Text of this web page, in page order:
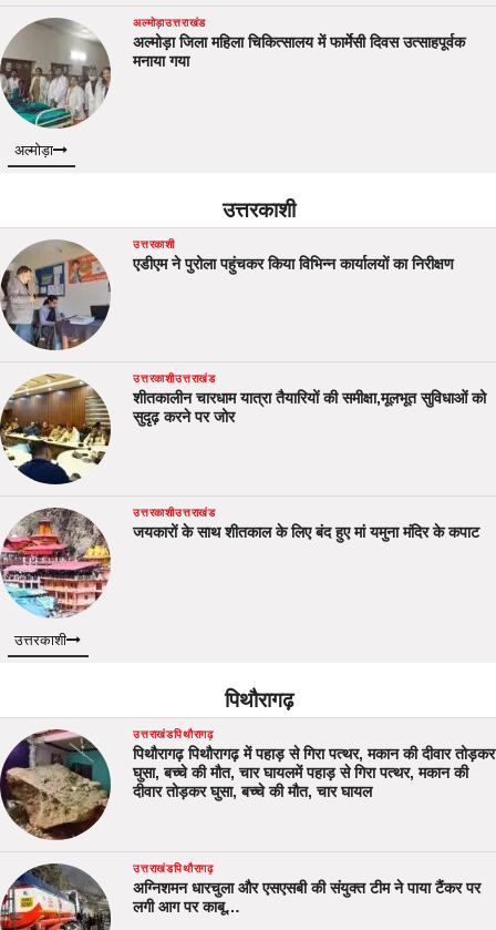
अल्मोड़ाउत्तराखंड
अल्मोड़ा जिला महिला चिकित्सालय में फार्मेसी दिवस उत्साहपूर्वक
मनाया गया
अल्मोड़ा
उत्तरकाशी
उत्तरकाशी
एडीएम ने पुरोला पहुंचकर किया विभिन्न कार्यालयों का निरीक्षण
उत्तरकाशीउत्तराखंड
शीतकालीन चारधाम यात्रा तैयारियों की समीक्षा,मूलभूत सुविधाओं को
सुदृढ़ करने पर जोर
उत्तरकाशीउत्तराखंड
जयकारों के साथ शीतकाल के लिए बंद हुए मां यमुना मंदिर के कपाट
उत्तरकाशी
पिथौरागढ़
उत्तराखंडपिथौरागढ़
पिथौरागढ़ पिथौरागढ़ में पहाड़ से गिरा पत्थर, मकान की दीवार तोड़कर
घुसा, बच्चे की मौत, चार घायलमें पहाड़ से गिरा पत्थर, मकान की
दीवार तोड़कर घुसा, बच्चे की मौत, चार घायल
उत्तराखंडपिथौरागढ़
अग्निशमन धारचुला और एसएसबी की संयुक्त टीम ने पाया टैंकर पर
लगी आग पर काबू…